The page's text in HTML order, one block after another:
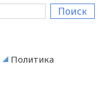
Поиск
Политика